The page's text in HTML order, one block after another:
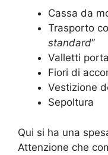
Cassa da
Trasporto
standard”
Valletti
Fiori di
Vestizione
Sepoltura
Qui si ha una
Attenzione che